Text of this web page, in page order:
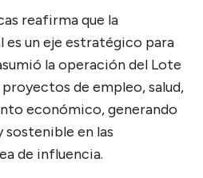
reafirma que la
es un eje estratégico para
la operación del Lote
de empleo, salud,
económico, generando
en las
de influencia.